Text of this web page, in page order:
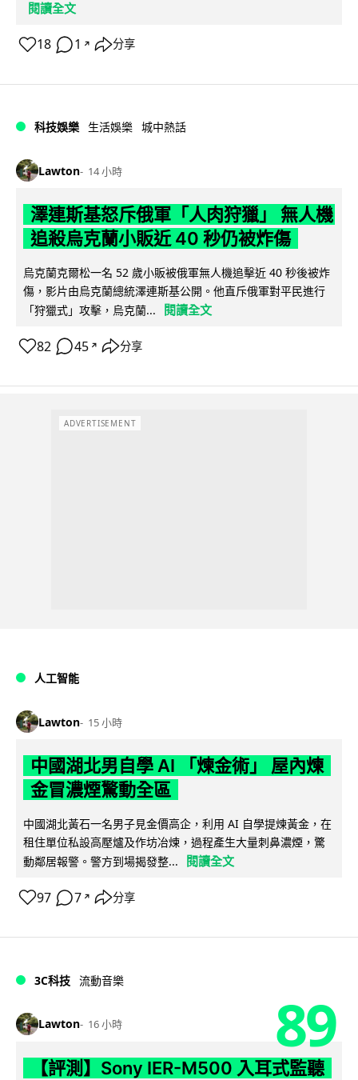
閱讀全文
18 1 ↗ 分享
科技娛樂 生活娛樂 城中熱話
Lawton 14 小時
澤連斯基怒斥俄軍「人肉狩獵」 無人機
追殺烏克蘭小販近 40 秒仍被炸傷
烏克蘭克爾松一名 52 歲小販被俄軍無人機追擊近 40 秒後被炸
傷，影片由烏克蘭總統澤連斯基公開。他直斥俄軍對平民進行
「狩獵式」攻擊，烏克蘭...
閱讀全文
82 45 ↗ 分享
ADVERTISEMENT
人工智能
Lawton 15 小時
中國湖北男自學 AI 「煉金術」 屋內煉
金冒濃煙驚動全區
中國湖北黃石一名男子見金價高企，利用 AI 自學提煉黃金，在
租住單位私設高壓爐及作坊冶煉，過程產生大量刺鼻濃煙，驚
動鄰居報警。警方到場揭發整...
閱讀全文
97 7 ↗ 分享
3C科技 流動音樂
Lawton 16 小時 89
【評測】Sony IER-M500 入耳式監聽